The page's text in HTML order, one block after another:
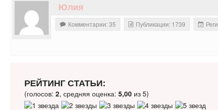
Юлия
Комментарии: 35 Публикации: 1739
РЕЙТИНГ СТАТЬИ:
(голосов: 2, средняя оценка: 5,00из 5)